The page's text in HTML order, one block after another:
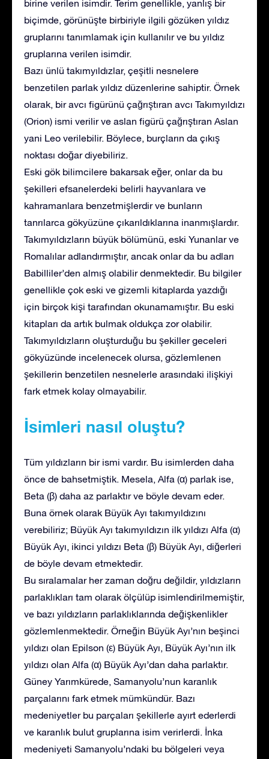
birine verilen isimdir. Terim genellikle, yanlış bir
biçimde, görünüşte birbiriyle ilgili gözüken yıldız
gruplarını tanımlamak için kullanılır ve bu yıldız
gruplarına verilen isimdir.
Bazı ünlü takımyıldızlar, çeşitli nesnelere
benzetilen parlak yıldız düzenlerine sahiptir. Örnek
olarak, bir avcı figürünü çağrıştıran avcı Takımyıldızı
(Orion) ismi verilir ve aslan figürü çağrıştıran Aslan
yani Leo verilebilir. Böylece, burçların da çıkış
noktası doğar diyebiliriz.
Eski gök bilimcilere bakarsak eğer, onlar da bu
şekilleri efsanelerdeki belirli hayvanlara ve
kahramanlara benzetmişlerdir ve bunların
tanrılarca gökyüzüne çıkarıldıklarına inanmışlardır.
Takımyıldızların büyük bölümünü, eski Yunanlar ve
Romalılar adlandırmıştır, ancak onlar da bu adları
Babilliler’den almış olabilir denmektedir. Bu bilgiler
genellikle çok eski ve gizemli kitaplarda yazdığı
için birçok kişi tarafından okunamamıştır. Bu eski
kitapları da artık bulmak oldukça zor olabilir.
Takımyıldızların oluşturduğu bu şekiller geceleri
gökyüzünde incelenecek olursa, gözlemlenen
şekillerin benzetilen nesnelerle arasındaki ilişkiyi
fark etmek kolay olmayabilir.
İsimleri nasıl oluştu?
Tüm yıldızların bir ismi vardır. Bu isimlerden daha
önce de bahsetmiştik. Mesela, Alfa (α) parlak ise,
Beta (β) daha az parlaktır ve böyle devam eder.
Buna örnek olarak Büyük Ayı takımyıldızını
verebiliriz; Büyük Ayı takımyıldızın ilk yıldızı Alfa (α)
Büyük Ayı, ikinci yıldızı Beta (β) Büyük Ayı, diğerleri
de böyle devam etmektedir.
Bu sıralamalar her zaman doğru değildir, yıldızların
parlaklıkları tam olarak ölçülüp isimlendirilmemiştir,
ve bazı yıldızların parlaklıklarında değişkenlikler
gözlemlenmektedir. Örneğin Büyük Ayı’nın beşinci
yıldızı olan Epilson (ε) Büyük Ayı, Büyük Ayı’nın ilk
yıldızı olan Alfa (α) Büyük Ayı’dan daha parlaktır.
Güney Yarımkürede, Samanyolu’nun karanlık
parçalarını fark etmek mümkündür. Bazı
medeniyetler bu parçaları şekillerle ayırt ederlerdi
ve karanlık bulut gruplarına isim verirlerdi. İnka
medeniyeti Samanyolu’ndaki bu bölgeleri veya